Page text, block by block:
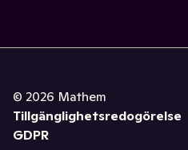
© 2026 Mathem
Tillgänglighetsredogörelse
GDPR